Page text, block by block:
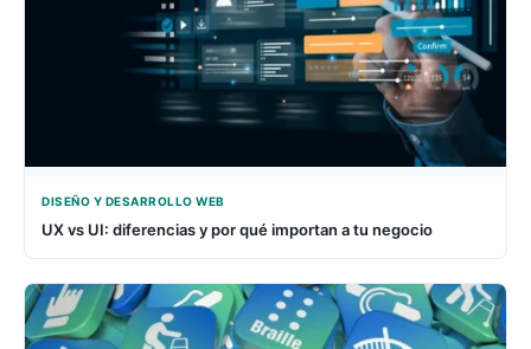
DISEÑO Y DESARROLLO WEB
UX vs UI: diferencias y por qué importan a tu negocio